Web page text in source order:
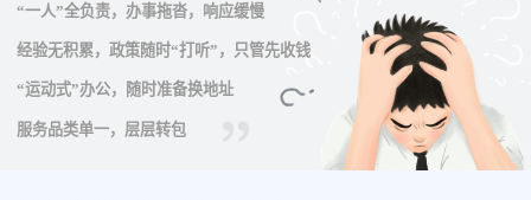
“一人”全负责，办事拖沓，响应缓慢
经验无积累，政策随时“打听”，只管先收钱
“运动式”办公，随时准备换地址
服务品类单一，层层转包